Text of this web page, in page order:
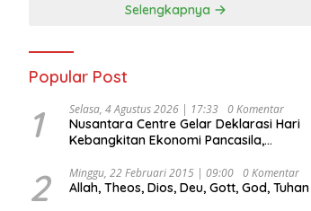
Selengkapnya
Popular Post
1 Selasa, 4 Agustus 2026 | 17:33 0 Komentar
Nusantara Centre Gelar Deklarasi Hari
Kebangkitan Ekonomi Pancasila,
Djojohadikusumo Anti Penjajahan
(Pergolakan Ekonomi Politik Indonesia) &
2 Minggu, 22 Februari 2015 | 09:00 0 Komentar
Allah, Theos, Dios, Deu, Gott, God, Tuhan